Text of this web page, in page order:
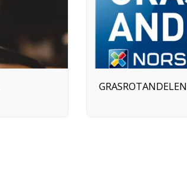
GRASROTANDELEN